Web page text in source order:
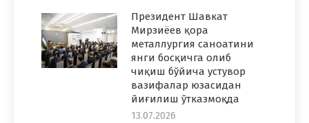
Президент Шавкат
Мирзиёев қора
металлургия саноатини
янги босқичга олиб
чиқиш бўйича устувор
вазифалар юзасидан
йиғилиш ўтказмоқда
13.07.2026